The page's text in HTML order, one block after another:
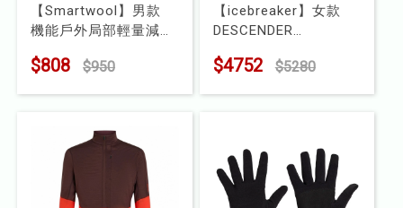
【Smartwool】男款
機能戶外局部輕量減震
型號 : SW002492
$808 $950
【icebreaker】女款
DESCENDER
半開襟長袖上衣-200
$4752 $5280